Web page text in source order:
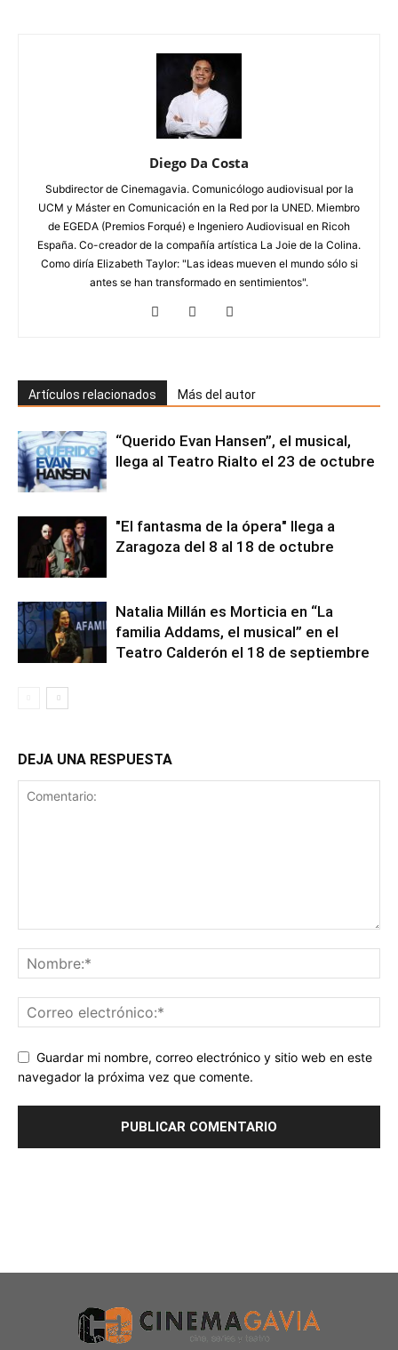
Diego Da Costa
Subdirector de Cinemagavia. Comunicólogo audiovisual por la
UCM y Máster en Comunicación en la Red por la UNED. Miembro
de EGEDA (Premios Forqué) e Ingeniero Audiovisual en Ricoh
España. Co-creador de la compañía artística La Joie de la Colina.
Como diría Elizabeth Taylor: "Las ideas mueven el mundo sólo si
antes se han transformado en sentimientos".
Artículos relacionados Más del autor
“Querido Evan Hansen”, el musical,
llega al Teatro Rialto el 23 de octubre
"El fantasma de la ópera" llega a
Zaragoza del 8 al 18 de octubre
Natalia Millán es Morticia en “La
familia Addams, el musical” en el
Teatro Calderón el 18 de septiembre
DEJA UNA RESPUESTA
Guardar mi nombre, correo electrónico y sitio web en este
navegador la próxima vez que comente.